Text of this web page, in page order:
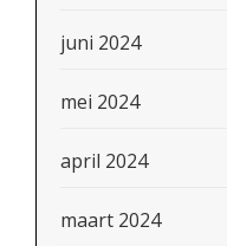
juni 2024
mei 2024
april 2024
maart 2024